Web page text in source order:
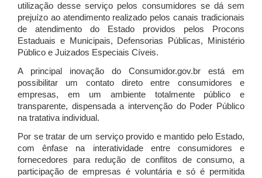
utilização desse serviço pelos consumidores se dá sem
prejuízo ao atendimento realizado pelos canais tradicionais
de atendimento do Estado providos pelos Procons
Estaduais e Municipais, Defensorias Públicas, Ministério
Público e Juizados Especiais Cíveis.
A principal inovação do Consumidor.gov.br está em
possibilitar um contato direto entre consumidores e
empresas, em um ambiente totalmente público e
transparente, dispensada a intervenção do Poder Público
na tratativa individual.
Por se tratar de um serviço provido e mantido pelo Estado,
com ênfase na interatividade entre consumidores e
fornecedores para redução de conflitos de consumo, a
participação de empresas é voluntária e só é permitida